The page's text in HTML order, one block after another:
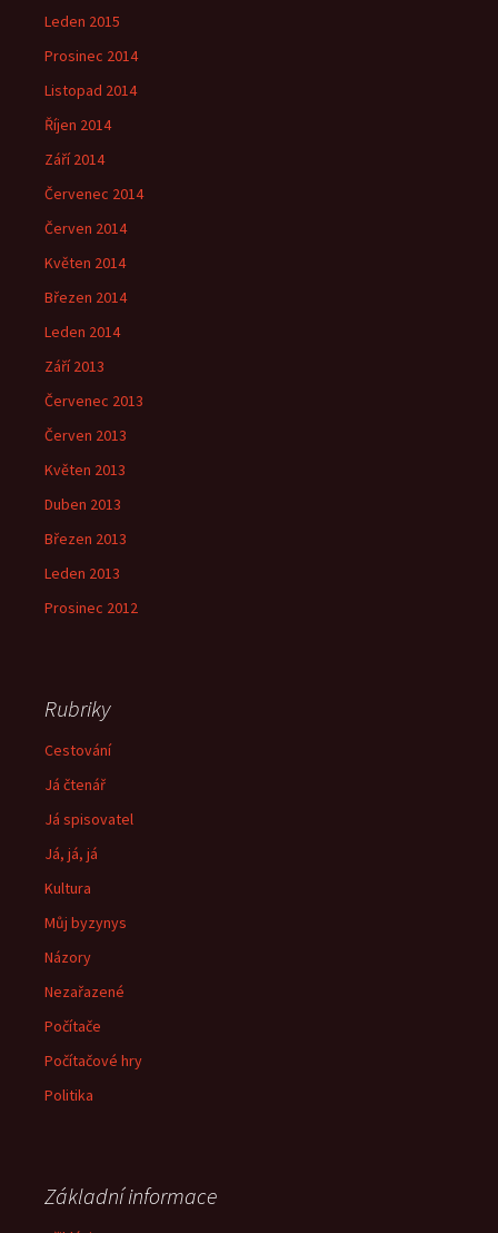
Leden 2015
Prosinec 2014
Listopad 2014
Říjen 2014
Září 2014
Červenec 2014
Červen 2014
Květen 2014
Březen 2014
Leden 2014
Září 2013
Červenec 2013
Červen 2013
Květen 2013
Duben 2013
Březen 2013
Leden 2013
Prosinec 2012
Rubriky
Cestování
Já čtenář
Já spisovatel
Já, já, já
Kultura
Můj byzynys
Názory
Nezařazené
Počítače
Počítačové hry
Politika
Základní informace